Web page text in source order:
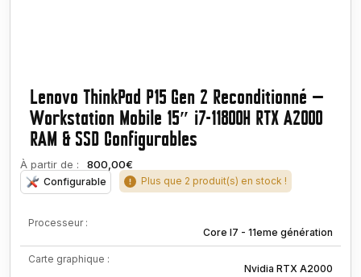
Lenovo ThinkPad P15 Gen 2 Reconditionné —
Workstation Mobile 15″ i7-11800H RTX A2000
RAM & SSD Configurables
À partir de : 800,00€
Configurable Plus que 2 produit(s) en stock !
Processeur :
Core I7 - 11eme génération
Carte graphique :
Nvidia RTX A2000